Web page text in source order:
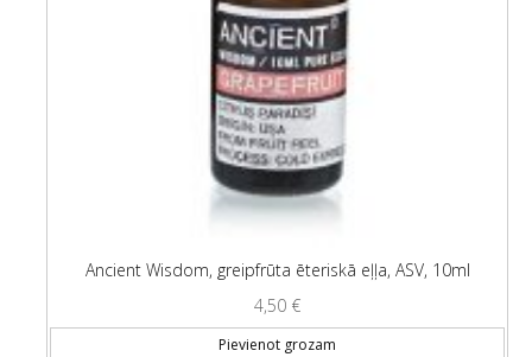
Ancient Wisdom, greipfrūta ēteriskā eļļa, ASV, 10ml
4,50 €
Pievienot grozam